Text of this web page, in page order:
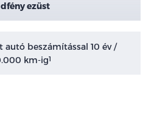
ezüst
autó beszámítással 10 év /
km-ig1